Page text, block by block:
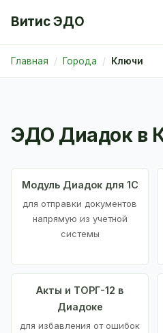
Витис ЭДО
Главная Города Ключи
ЭДО Диадок в
Модуль Диадок для 1С
для отправки документов
напрямую из учетной
системы
Акты и ТОРГ-12 в
Диадоке
для избавления от ошибок